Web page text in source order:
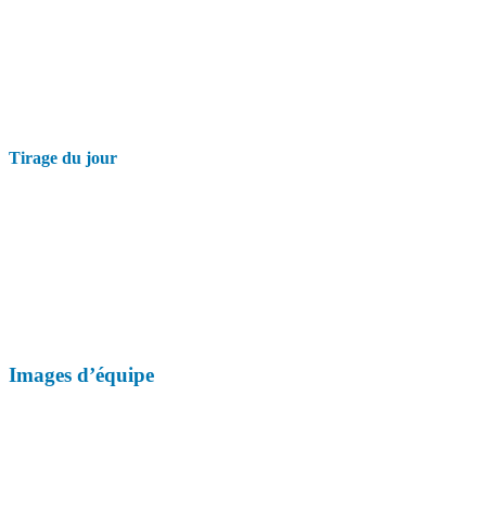
Tirage du jour
Images d’équipe